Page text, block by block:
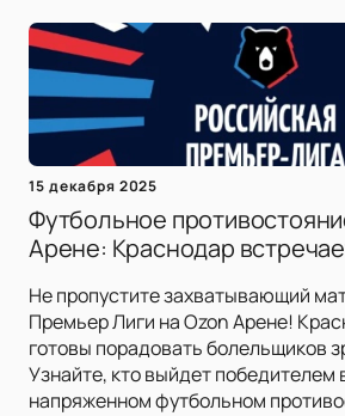
15 декабря 2025
Футбольное
Арене: Краснодар
Не пропустите захватывающий
Премьер Лиги на Ozon Арене!
готовы порадовать болельщиков
Узнайте, кто выйдет победителем
напряженном футбольном